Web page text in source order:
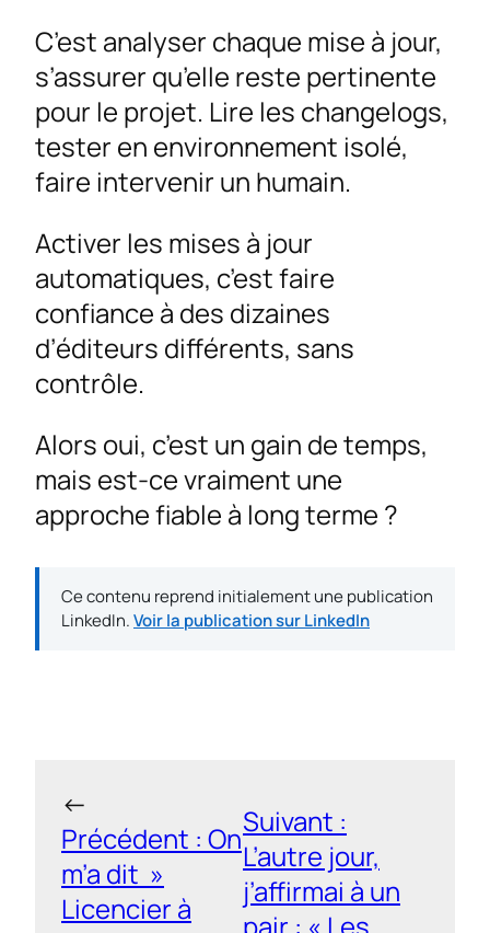
C’est analyser chaque mise à jour,
s’assurer qu’elle reste pertinente
pour le projet. Lire les changelogs,
tester en environnement isolé,
faire intervenir un humain.
Activer les mises à jour
automatiques, c’est faire
confiance à des dizaines
d’éditeurs différents, sans
contrôle.
Alors oui, c’est un gain de temps,
mais est-ce vraiment une
approche fiable à long terme ?
Ce contenu reprend initialement une publication
LinkedIn.Voir la publication sur LinkedIn
←
Précédent : On
m’a dit »
Licencier à
Suivant :
L’autre jour,
j’affirmai à un